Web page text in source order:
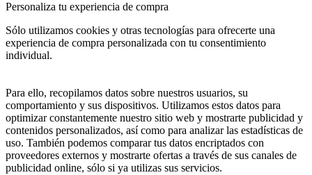
Personaliza tu experiencia de compra
Sólo utilizamos cookies y otras tecnologías para ofrecerte una
experiencia de compra personalizada con tu consentimiento
individual.
Para ello, recopilamos datos sobre nuestros usuarios, su
comportamiento y sus dispositivos. Utilizamos estos datos para
optimizar constantemente nuestro sitio web y mostrarte publicidad y
contenidos personalizados, así como para analizar las estadísticas de
uso. También podemos comparar tus datos encriptados con
proveedores externos y mostrarte ofertas a través de sus canales de
publicidad online, sólo si ya utilizas sus servicios.